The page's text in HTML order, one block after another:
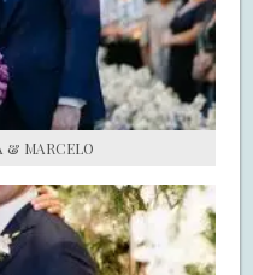
I DO
& MARCELO